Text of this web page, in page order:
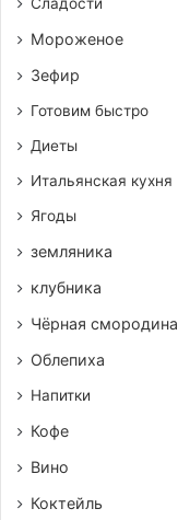
Мороженое
Зефир
Готовим быстро
Диеты
Итальянская кухня
Ягоды
земляника
клубника
Чёрная смородина
Облепиха
Напитки
Кофе
Вино
Коктейль